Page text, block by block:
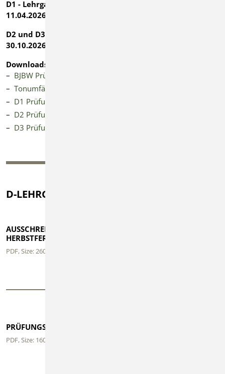
D1 - Lehrgang: Dienstag, 07.04.2026 bis Samstag,
11.04.2026 (Osterferien)
D2 und D3 - Lehrgang: Montag, 26.10.2026 bis Freitag,
30.10.2026 (Herbstferien)
Downloads
BJBW Prüfungsordnung
Tonumfänge D-Lehrgänge
D1 Prüfungsanforderungen
D2 Prüfungsanforderungen
D3 Prüfungsanforderungen
D-LEHRGÄNGE DOWNLOADS
AUSSCHREIBUNG D2/D3 -
HERBSTFERIEN
PDF, Size: 260 KB
PRÜFUNGSANFORDERUNGEN D2
PDF, Size: 160 KB